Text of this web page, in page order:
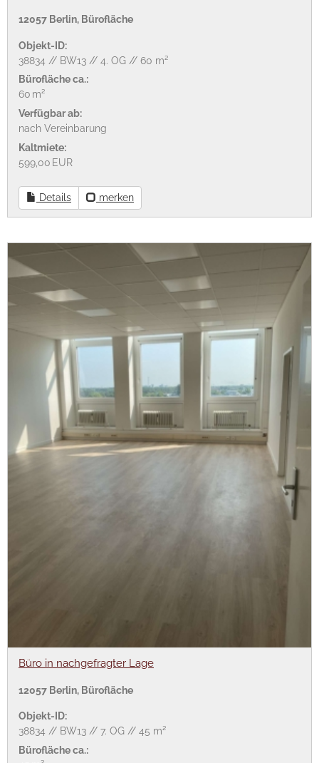
12057 Berlin, Bürofläche
Objekt-ID:
38834 // BW13 // 4. OG // 60 m²
Bürofläche ca.:
60 m²
Verfügbar ab:
nach Vereinbarung
Kaltmiete:
599,00 EUR
Details merken
Büro in nachgefragter Lage
12057 Berlin, Bürofläche
Objekt-ID:
38834 // BW13 // 7. OG // 45 m²
Bürofläche ca.: